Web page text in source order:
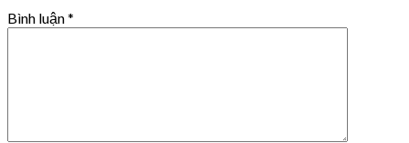
Bình luận*